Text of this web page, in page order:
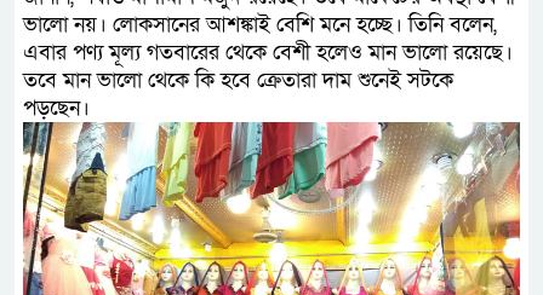
ভালো নয়। লোকসানের আশঙ্কাই বেশি মনে হচ্ছে। তিনি বলেন,
এবার পণ্য মূল্য গতবারের থেকে বেশী হলেও মান ভালো রয়েছে।
তবে মান ভালো থেকে কি হবে ক্রেতারা দাম শুনেই সটকে
পড়ছেন।